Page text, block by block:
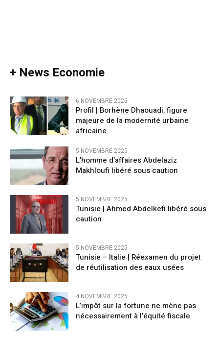
+ News Economie
6 NOVEMBRE 2025
Profil | Borhène Dhaouadi, figure
majeure de la modernité urbaine
africaine
5 NOVEMBRE 2025
L’homme d’affaires Abdelaziz
Makhloufi libéré sous caution
5 NOVEMBRE 2025
Tunisie | Ahmed Abdelkefi libéré sous
caution
5 NOVEMBRE 2025
Tunisie – Italie | Réexamen du projet
de réutilisation des eaux usées
4 NOVEMBRE 2025
L’impôt sur la fortune ne mène pas
nécessairement à l’équité fiscale